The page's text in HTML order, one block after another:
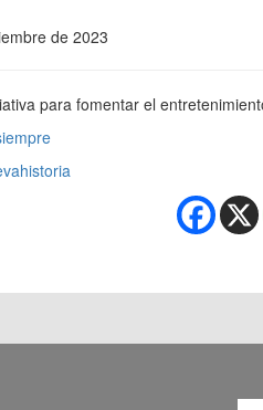
de 2023
para fomentar el